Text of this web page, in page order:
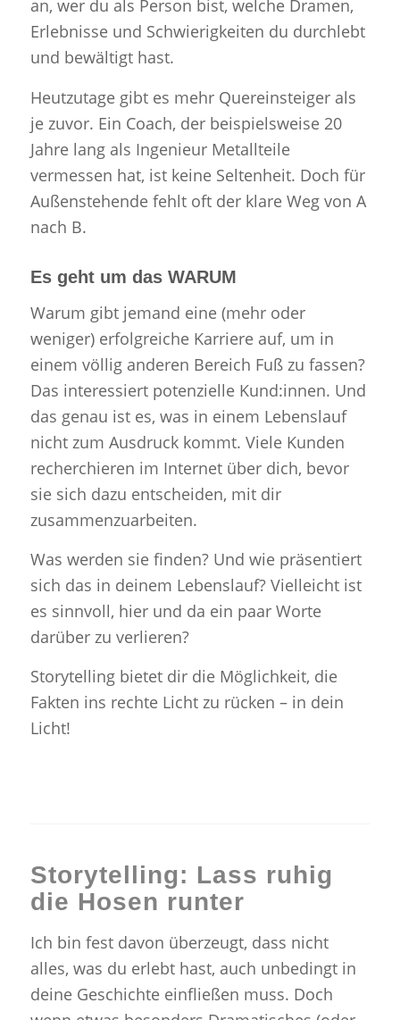
an, wer du als Person bist, welche Dramen,
Erlebnisse und Schwierigkeiten du durchlebt
und bewältigt hast.
Heutzutage gibt es mehr Quereinsteiger als
je zuvor. Ein Coach, der beispielsweise 20
Jahre lang als Ingenieur Metallteile
vermessen hat, ist keine Seltenheit. Doch für
Außenstehende fehlt oft der klare Weg von A
nach B.
Es geht um das WARUM
Warum gibt jemand eine (mehr oder
weniger) erfolgreiche Karriere auf, um in
einem völlig anderen Bereich Fuß zu fassen?
Das interessiert potenzielle Kund:innen. Und
das genau ist es, was in einem Lebenslauf
nicht zum Ausdruck kommt. Viele Kunden
recherchieren im Internet über dich, bevor
sie sich dazu entscheiden, mit dir
zusammenzuarbeiten.
Was werden sie finden? Und wie präsentiert
sich das in deinem Lebenslauf? Vielleicht ist
es sinnvoll, hier und da ein paar Worte
darüber zu verlieren?
Storytelling bietet dir die Möglichkeit, die
Fakten ins rechte Licht zu rücken – in dein
Licht!
Storytelling: Lass ruhig
die Hosen runter
Ich bin fest davon überzeugt, dass nicht
alles, was du erlebt hast, auch unbedingt in
deine Geschichte einfließen muss. Doch